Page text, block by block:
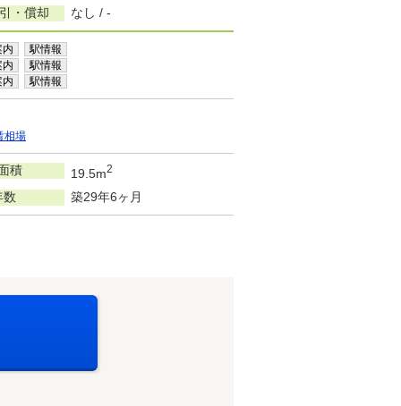
・償却 なし / -
内 駅情報
内 駅情報
内 駅情報
相場
積 19.5m2
数 築29年6ヶ月